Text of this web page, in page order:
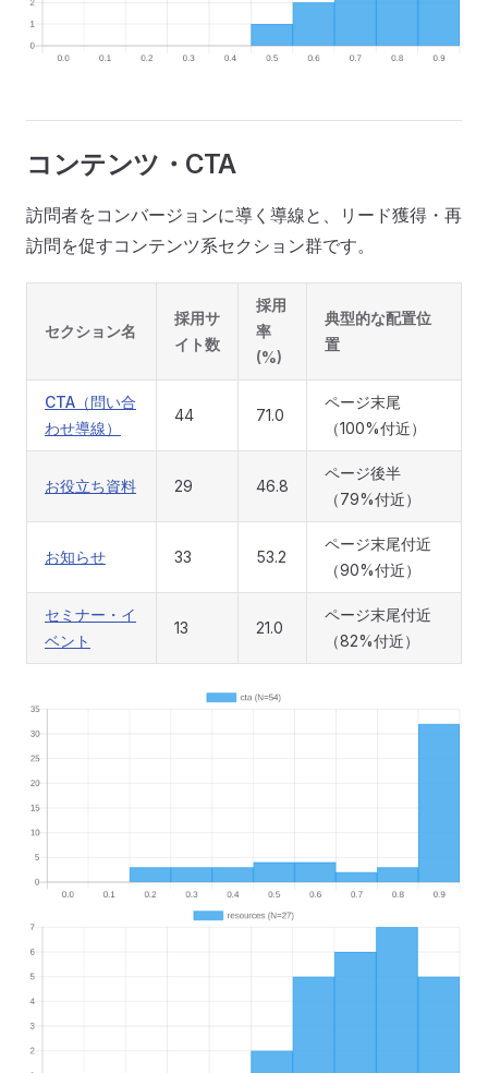
コンテンツ・CTA
訪問者をコンバージョンに導く導線と、リード獲得・再
訪問を促すコンテンツ系セクション群です。
セクション名
採用サ
イト数
採用
率
(%)
典型的な配置位
置
CTA（問い合
わせ導線）
44 71.0
ページ末尾
（100%付近）
お役立ち資料 29 46.8
ページ後半
（79%付近）
お知らせ 33 53.2
ページ末尾付近
（90%付近）
セミナー・イ
ベント
13 21.0
ページ末尾付近
（82%付近）